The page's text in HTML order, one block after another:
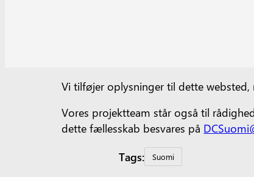
Vi tilføjer oplysninger til dette websted,
Vores projektteam står også til
dette fællesskab besvares på
Tags: Suomi